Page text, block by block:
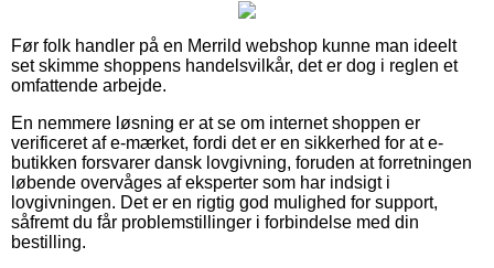
Før folk handler på en Merrild webshop kunne man ideelt
set skimme shoppens handelsvilkår, det er dog i reglen et
omfattende arbejde.
En nemmere løsning er at se om internet shoppen er
verificeret af e-mærket, fordi det er en sikkerhed for at e-
butikken forsvarer dansk lovgivning, foruden at forretningen
løbende overvåges af eksperter som har indsigt i
lovgivningen. Det er en rigtig god mulighed for support,
såfremt du får problemstillinger i forbindelse med din
bestilling.